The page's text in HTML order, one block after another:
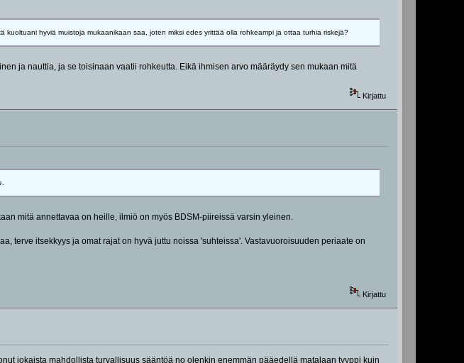
hyviä muistoja mukaanikaan saa, joten miksi edes yrittää olla rohkeampi ja ottaa turhia riskejä?
ja nauttia, ja se toisinaan vaatii rohkeutta. Eikä ihmisen arvo määräydy sen mukaan mitä
Kirjattu
mitä annettavaa on heille, ilmiö on myös BDSM-piireissä varsin yleinen.
terve itsekkyys ja omat rajat on hyvä juttu noissa 'suhteissa'. Vastavuoroisuuden periaate on
Kirjattu
jokaista mahdollista turvallisuus sääntöä no olenkin enemmän pääedellä matalaan tyyppi kuin